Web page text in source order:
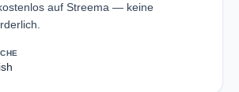
auf Streema — keine